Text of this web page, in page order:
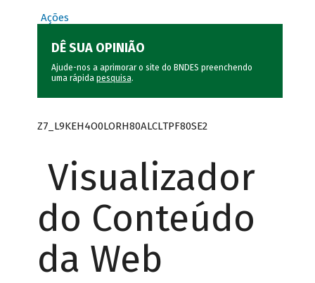
Ações
DÊ SUA OPINIÃO
Ajude-nos a aprimorar o site do BNDES preenchendo
uma rápida pesquisa.
Z7_L9KEH4O0LORH80ALCLTPF80SE2
Visualizador
do Conteúdo
da Web